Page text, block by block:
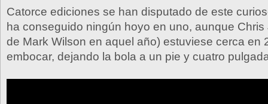
Catorce ediciones se han disputado de este
ha conseguido ningún hoyo en uno, aunque
de Mark Wilson en aquel año) estuviese cerca en
embocar, dejando la bola a un pie y cuatro